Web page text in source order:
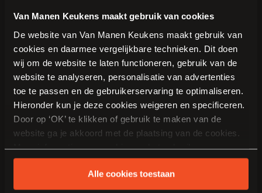
Van Manen Keukens maakt gebruik van cookies
De website van Van Manen Keukens maakt gebruik van
cookies en daarmee vergelijkbare technieken. Dit doen
wij om de website te laten functioneren, gebruik van de
website te analyseren, personalisatie van advertenties
toe te passen en de gebruikerservaring te optimaliseren.
Hieronder kun je deze cookies weigeren en specificeren.
Door op ‘OK’ te klikken of gebruik te maken van de
website ga je akkoord met de plaatsing van de cookies.
Meer informatie over cookies en het gebruik van
persoonsgegevens door Van Manen Keukens vind je
Alle cookies toestaan
Veelgestelde vragen
Leveren en monteren jullie keukens in
Werkendam?
De mogelijkheden voor levering en montage worden afgestemd
op uw woonadres en project. Bespreek dit tijdens het eerste
Wat kost een nieuwe keuken?